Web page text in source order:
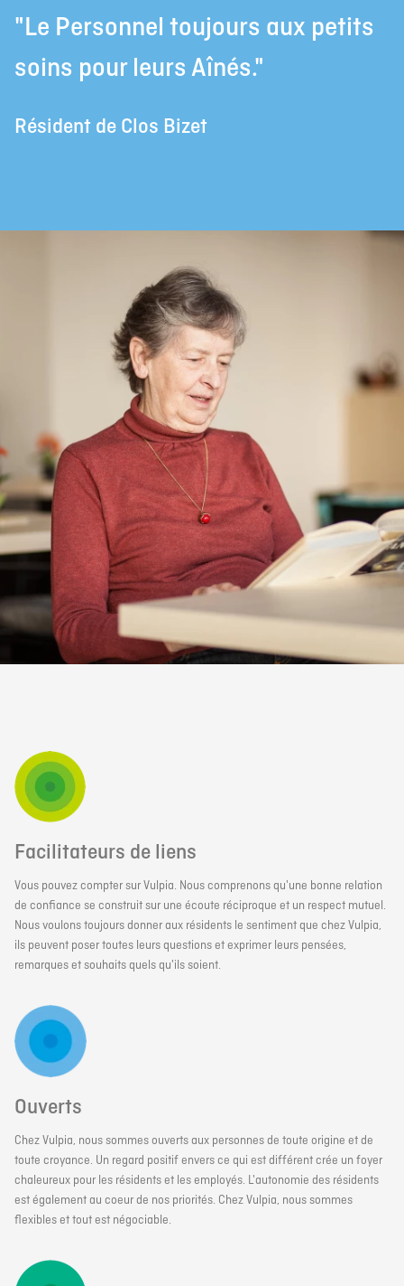
"Le Personnel toujours aux petits
soins pour leurs Aînés."
Résident de Clos Bizet
Facilitateurs de liens
Vous pouvez compter sur Vulpia. Nous comprenons qu'une bonne relation
de confiance se construit sur une écoute réciproque et un respect mutuel.
Nous voulons toujours donner aux résidents le sentiment que chez Vulpia,
ils peuvent poser toutes leurs questions et exprimer leurs pensées,
remarques et souhaits quels qu'ils soient.
Ouverts
Chez Vulpia, nous sommes ouverts aux personnes de toute origine et de
toute croyance. Un regard positif envers ce qui est différent crée un foyer
chaleureux pour les résidents et les employés. L'autonomie des résidents
est également au coeur de nos priorités. Chez Vulpia, nous sommes
flexibles et tout est négociable.